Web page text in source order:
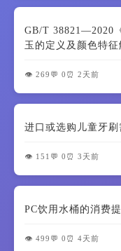
GB/T 38821—2020
玉的定义及颜色特征
👁️ 269 💬 0 ⏰ 2天前
进口或选购儿童牙刷
👁️ 151 💬 0 ⏰ 3天前
PC饮用水桶的消费
👁️ 499 💬 0 ⏰ 4天前